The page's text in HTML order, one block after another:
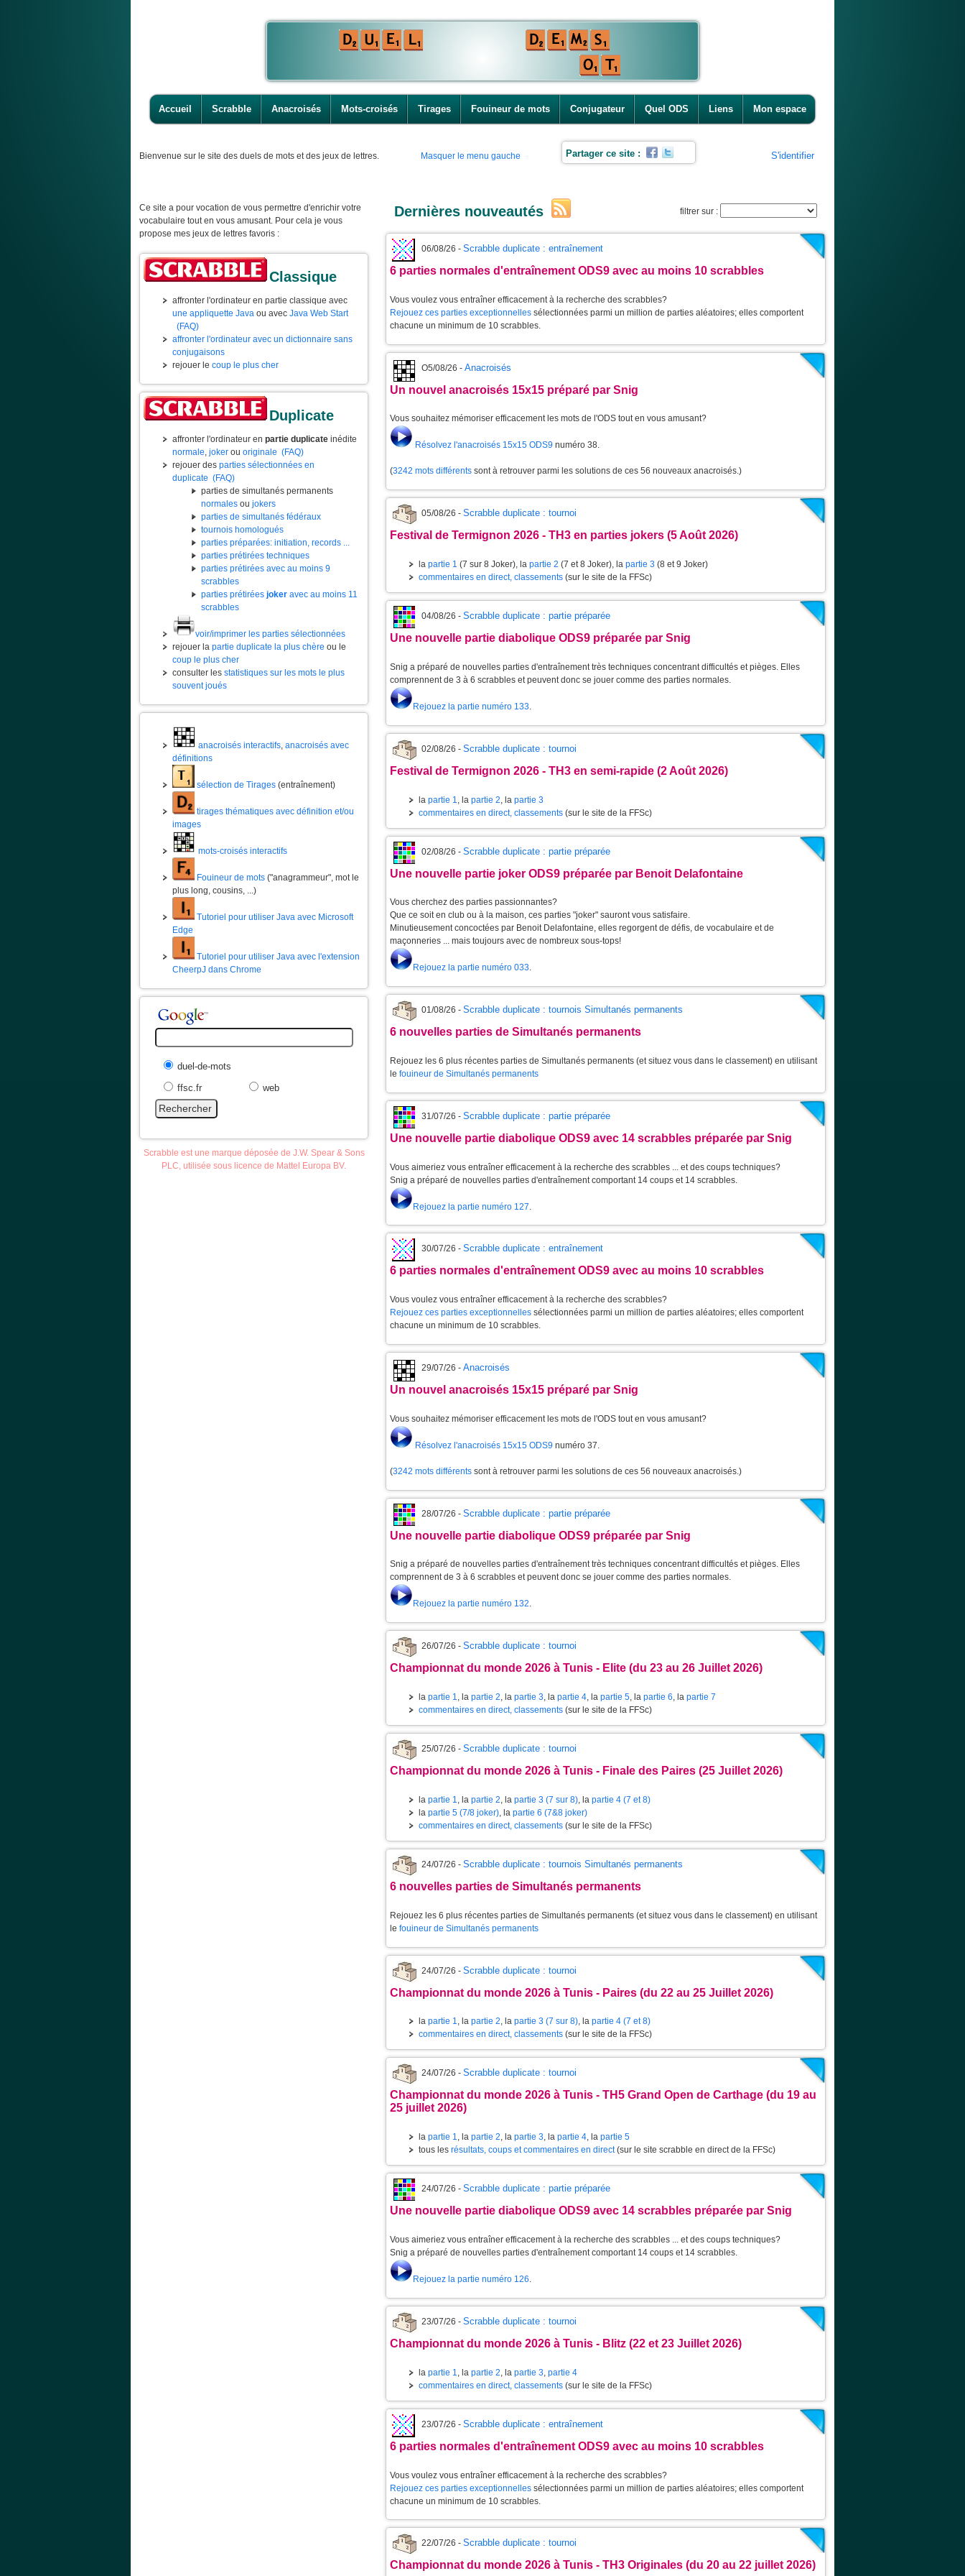
Accueil Scrabble Anacroisés Mots-croisés Tirages Fouineur de mots Conjugateur Quel ODS Liens Mon espace
Bienvenue sur le site des duels de mots et des jeux de lettres. Masquer le menu gauche Partager ce site : S'identifier
Ce site a pour vocation de vous permettre d'enrichir votre
vocabulaire tout en vous amusant. Pour cela je vous
propose mes jeux de lettres favoris :
Classique
affronter l'ordinateur en partie classique avec
une appliquette Java ou avec Java Web Start
(FAQ)
affronter l'ordinateur avec un dictionnaire sans
conjugaisons
rejouer le coup le plus cher
Duplicate
affronter l'ordinateur en partie duplicate inédite
normale, joker ou originale (FAQ)
rejouer des parties sélectionnées en
duplicate (FAQ)
parties de simultanés permanents
normales ou jokers
parties de simultanés fédéraux
tournois homologués
parties préparées: initiation, records ...
parties prétirées techniques
parties prétirées avec au moins 9
scrabbles
parties prétirées joker avec au moins 11
scrabbles
voir/imprimer les parties sélectionnées
rejouer la partie duplicate la plus chère ou le
coup le plus cher
consulter les statistiques sur les mots le plus
souvent joués
anacroisés interactifs, anacroisés avec
définitions
sélection de Tirages (entraînement)
tirages thématiques avec définition et/ou
images
mots-croisés interactifs
Fouineur de mots ("anagrammeur", mot le
plus long, cousins, ...)
Tutoriel pour utiliser Java avec Microsoft
Edge
Tutoriel pour utiliser Java avec l'extension
CheerpJ dans Chrome
duel-de-mots
ffsc.fr
web
Scrabble est une marque déposée de J.W. Spear & Sons
PLC, utilisée sous licence de Mattel Europa BV.
Dernières nouveautés filtrer sur :
06/08/26 - Scrabble duplicate : entraînement
6 parties normales d'entraînement ODS9 avec au moins 10 scrabbles
Vous voulez vous entraîner efficacement à la recherche des scrabbles?
Rejouez ces parties exceptionnelles sélectionnées parmi un million de parties aléatoires; elles comportent
chacune un minimum de 10 scrabbles.
O5/08/26 - Anacroisés
Un nouvel anacroisés 15x15 préparé par Snig
Vous souhaitez mémoriser efficacement les mots de l'ODS tout en vous amusant?
Résolvez l'anacroisés 15x15 ODS9 numéro 38.
(3242 mots différents sont à retrouver parmi les solutions de ces 56 nouveaux anacroisés.)
05/08/26 - Scrabble duplicate : tournoi
Festival de Termignon 2026 - TH3 en parties jokers (5 Août 2026)
la partie 1 (7 sur 8 Joker), la partie 2 (7 et 8 Joker), la partie 3 (8 et 9 Joker)
commentaires en direct, classements (sur le site de la FFSc)
04/08/26 - Scrabble duplicate : partie préparée
Une nouvelle partie diabolique ODS9 préparée par Snig
Snig a préparé de nouvelles parties d'entraînement très techniques concentrant difficultés et pièges. Elles
comprennent de 3 à 6 scrabbles et peuvent donc se jouer comme des parties normales.
Rejouez la partie numéro 133.
02/08/26 - Scrabble duplicate : tournoi
Festival de Termignon 2026 - TH3 en semi-rapide (2 Août 2026)
la partie 1 , la partie 2 , la partie 3
commentaires en direct, classements (sur le site de la FFSc)
02/08/26 - Scrabble duplicate : partie préparée
Une nouvelle partie joker ODS9 préparée par Benoit Delafontaine
Vous cherchez des parties passionnantes?
Que ce soit en club ou à la maison, ces parties "joker" sauront vous satisfaire.
Minutieusement concoctées par Benoit Delafontaine, elles regorgent de défis, de vocabulaire et de
maçonneries ... mais toujours avec de nombreux sous-tops!
Rejouez la partie numéro 033.
01/08/26 - Scrabble duplicate : tournois Simultanés permanents
6 nouvelles parties de Simultanés permanents
Rejouez les 6 plus récentes parties de Simultanés permanents (et situez vous dans le classement) en utilisant
le fouineur de Simultanés permanents
31/07/26 - Scrabble duplicate : partie préparée
Une nouvelle partie diabolique ODS9 avec 14 scrabbles préparée par Snig
Vous aimeriez vous entraîner efficacement à la recherche des scrabbles ... et des coups techniques?
Snig a préparé de nouvelles parties d'entraînement comportant 14 coups et 14 scrabbles.
Rejouez la partie numéro 127
30/07/26 - Scrabble duplicate : entraînement
6 parties normales d'entraînement ODS9 avec au moins 10 scrabbles
Vous voulez vous entraîner efficacement à la recherche des scrabbles?
Rejouez ces parties exceptionnelles sélectionnées parmi un million de parties aléatoires; elles comportent
chacune un minimum de 10 scrabbles.
29/07/26 - Anacroisés
Un nouvel anacroisés 15x15 préparé par Snig
Vous souhaitez mémoriser efficacement les mots de l'ODS tout en vous amusant?
Résolvez l'anacroisés 15x15 ODS9 numéro 37.
(3242 mots différents sont à retrouver parmi les solutions de ces 56 nouveaux anacroisés.)
28/07/26 - Scrabble duplicate : partie préparée
Une nouvelle partie diabolique ODS9 préparée par Snig
Snig a préparé de nouvelles parties d'entraînement très techniques concentrant difficultés et pièges. Elles
comprennent de 3 à 6 scrabbles et peuvent donc se jouer comme des parties normales.
Rejouez la partie numéro 132.
26/07/26 - Scrabble duplicate : tournoi
Championnat du monde 2026 à Tunis - Elite (du 23 au 26 Juillet 2026)
la partie 1, la partie 2, la partie 3, la partie 4, la partie 5, la partie 6, la partie 7
commentaires en direct, classements (sur le site de la FFSc)
25/07/26 - Scrabble duplicate : tournoi
Championnat du monde 2026 à Tunis - Finale des Paires (25 Juillet 2026)
la partie 1, la partie 2, la partie 3 (7 sur 8), la partie 4 (7 et 8)
la partie 5 (7/8 joker), la partie 6 (7&8 joker)
commentaires en direct, classements (sur le site de la FFSc)
24/07/26 - Scrabble duplicate : tournois Simultanés permanents
6 nouvelles parties de Simultanés permanents
Rejouez les 6 plus récentes parties de Simultanés permanents (et situez vous dans le classement) en utilisant
le fouineur de Simultanés permanents
24/07/26 - Scrabble duplicate : tournoi
Championnat du monde 2026 à Tunis - Paires (du 22 au 25 Juillet 2026)
la partie 1, la partie 2, la partie 3 (7 sur 8), la partie 4 (7 et 8)
commentaires en direct, classements (sur le site de la FFSc)
24/07/26 - Scrabble duplicate : tournoi
Championnat du monde 2026 à Tunis - TH5 Grand Open de Carthage (du 19 au
25 juillet 2026)
la partie 1, la partie 2, la partie 3, la partie 4, la partie 5
tous les résultats, coups et commentaires en direct(sur le site scrabble en direct de la FFSc)
24/07/26 - Scrabble duplicate : partie préparée
Une nouvelle partie diabolique ODS9 avec 14 scrabbles préparée par Snig
Vous aimeriez vous entraîner efficacement à la recherche des scrabbles ... et des coups techniques?
Snig a préparé de nouvelles parties d'entraînement comportant 14 coups et 14 scrabbles.
Rejouez la partie numéro 126.
23/07/26 - Scrabble duplicate : tournoi
Championnat du monde 2026 à Tunis - Blitz (22 et 23 Juillet 2026)
la partie 1 , la partie 2 , la partie 3 partie 4
commentaires en direct, classements (sur le site de la FFSc)
23/07/26 - Scrabble duplicate : entraînement
6 parties normales d'entraînement ODS9 avec au moins 10 scrabbles
Vous voulez vous entraîner efficacement à la recherche des scrabbles?
Rejouez ces parties exceptionnelles sélectionnées parmi un million de parties aléatoires; elles comportent
chacune un minimum de 10 scrabbles.
22/07/26 - Scrabble duplicate : tournoi
Championnat du monde 2026 à Tunis - TH3 Originales (du 20 au 22 juillet 2026)